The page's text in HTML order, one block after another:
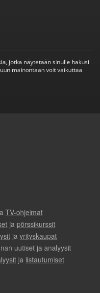
jotka näytetään sinulle hakusi
mainontaan voit vaikuttaa